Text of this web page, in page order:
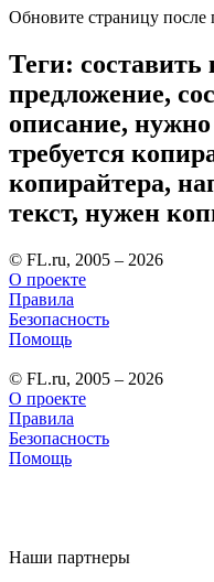
Обновите страницу
Теги: составить
предложение,
описание, нужно
требуется
копирайтера,
текст, нужен
© FL.ru, 2005 – 2026
О проекте
Правила
Безопасность
Помощь
© FL.ru, 2005 – 2026
О проекте
Правила
Безопасность
Помощь
Наши партнеры